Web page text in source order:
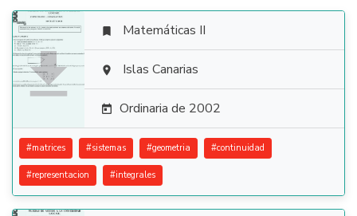

 Matemáticas II
 Islas Canarias
 Ordinaria de 2002
#matrices #sistemas #geometria #continuidad
#representacion #integrales